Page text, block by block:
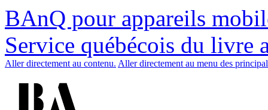
BAnQ pour appareils
Service québécois du livre
Aller directement au contenu. Aller directement au menu des